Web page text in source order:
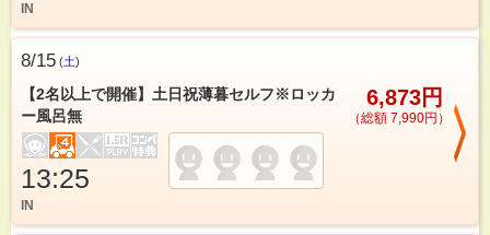
IN
8/15 (土)
【2名以上で開催】土日祝薄暮セルフ※ロッカ
ー風呂無
6,873円
（総額 7,990円）
13:25
IN